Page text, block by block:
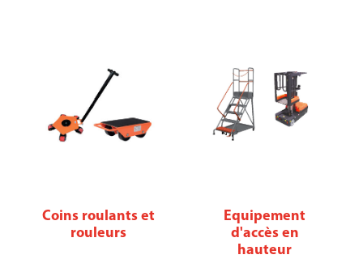
Coins roulants et
rouleurs
Equipement
d'accès en
hauteur